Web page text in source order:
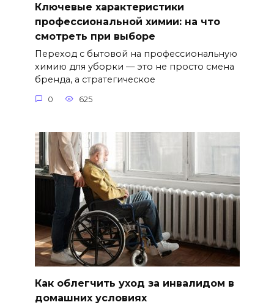
Ключевые характеристики
профессиональной химии: на что
смотреть при выборе
Переход с бытовой на профессиональную
химию для уборки — это не просто смена
бренда, а стратегическое
0 625
Как облегчить уход за инвалидом в
домашних условиях